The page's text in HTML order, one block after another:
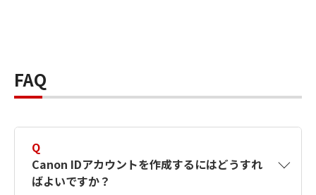
FAQ
Q
Canon IDアカウントを作成するにはどうすれ
ばよいですか？